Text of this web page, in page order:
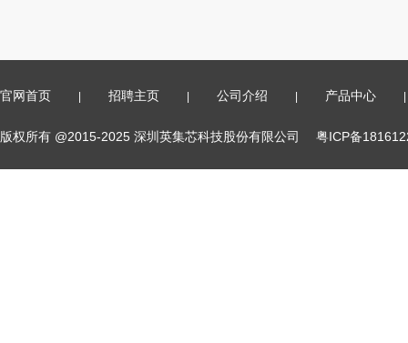
官网首页 | 招聘主页 | 公司介绍 | 产品中心 |
版权所有 @2015-2025 深圳英集芯科技股份有限公司 粤ICP备